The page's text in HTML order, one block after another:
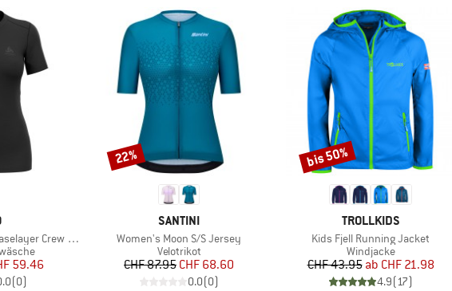
Crew Neck S/S
Preis
59.46
(0)
MARKE
SANTINI
Artikel
Women's Moon S/S Jersey
Produktgruppe
Velotrikot
Preis
CHF 87.95 reduzierter Preis
CHF 68.60
0.0(0)
Rabatt
22%
MARKE
TROLLKIDS
Artikel
Kids Fjell Running Jacket
Produktgruppe
Windjacke
Preis
CHF 43.95 reduzierter Preis
ab CHF 21.98
4.9(17)
Rabatt
bis 50%